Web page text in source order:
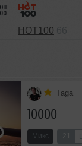
HOT100
Taga
10000
Микс 21